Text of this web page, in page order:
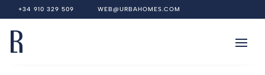
+34 910 329 509 WEB@URBAHOMES.COM